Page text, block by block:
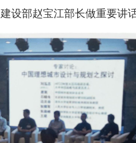
建设部赵宝江部长做重要讲